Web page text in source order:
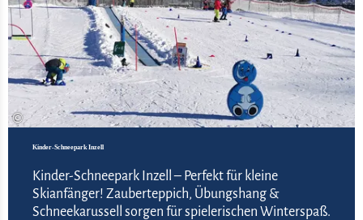
©
Kinder-Schneepark Inzell
Kinder-Schneepark Inzell – Perfekt für kleine
Skianfänger! Zauberteppich, Übungshang &
Schneekarussell sorgen für spielerischen Winterspaß.